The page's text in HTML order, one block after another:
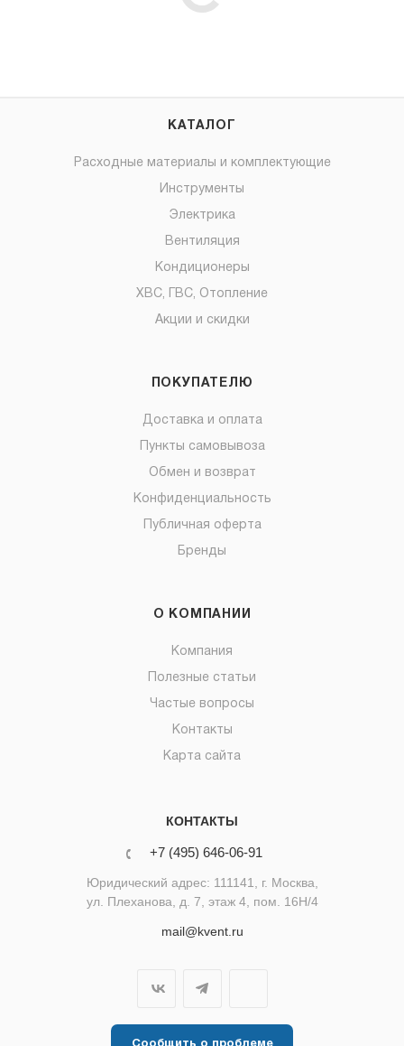
КАТАЛОГ
Расходные материалы и комплектующие
Инструменты
Электрика
Вентиляция
Кондиционеры
ХВС, ГВС, Отопление
Акции и скидки
ПОКУПАТЕЛЮ
Доставка и оплата
Пункты самовывоза
Обмен и возврат
Конфиденциальность
Публичная оферта
Бренды
О КОМПАНИИ
Компания
Полезные статьи
Частые вопросы
Контакты
Карта сайта
КОНТАКТЫ
+7 (495) 646-06-91
Юридический адрес: 111141, г. Москва,
ул. Плеханова, д. 7, этаж 4, пом. 16Н/4
mail@kvent.ru